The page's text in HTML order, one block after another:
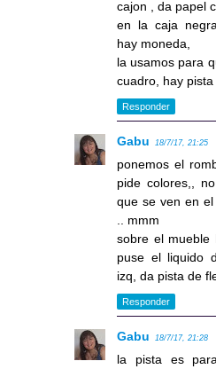
cajon , da papel
en la caja
hay moneda,
la usamos para
cuadro, hay pista
Responder
Gabu 18/7/17, 21:25
ponemos el
pide colores,,
que se ven en
.. mmm
sobre el mueble
puse el liquido
izq, da pista de
Responder
Gabu 18/7/17, 21:28
la pista es